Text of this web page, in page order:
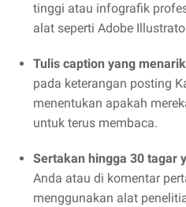
tinggi atau infografik
alat seperti Adobe
Tulis caption yang
pada keterangan posting
menentukan apakah
untuk terus membaca.
Sertakan hingga 30 tagar
Anda atau di komentar
menggunakan alat